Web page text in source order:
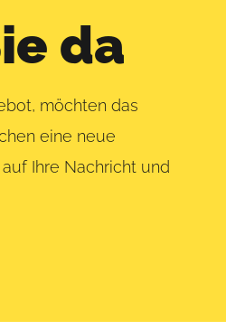
da
möchten das
eine neue
Ihre Nachricht und